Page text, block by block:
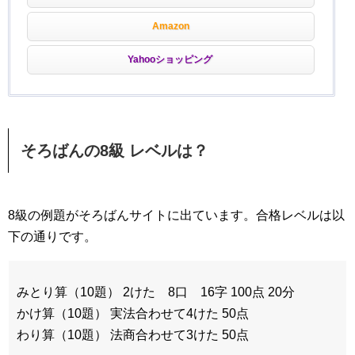
Amazon
Yahooショッピング
そろばんの8級 レベルは？
8級の例題がそろばんサイトに出ています。合格レベルは以
下の通りです。
みとり算（10題） 2けた 8口 16字 100点 20分
かけ算（10題） 実法合わせて4けた 50点
わり算（10題） 法商合わせて3けた 50点